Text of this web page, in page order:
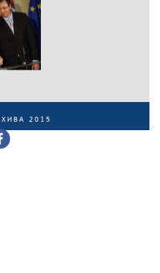
2015